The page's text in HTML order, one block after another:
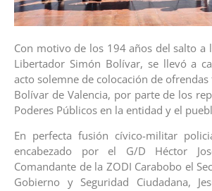
Con motivo de los 194 años del salto a
Libertador Simón Bolívar, se llevó a
acto solemne de colocación de ofrendas
Bolívar de Valencia, por parte de los
Poderes Públicos en la entidad y el
En perfecta fusión cívico-militar
encabezado por el G/D Héctor
Comandante de la ZODI Carabobo el
Gobierno y Seguridad Ciudadana,